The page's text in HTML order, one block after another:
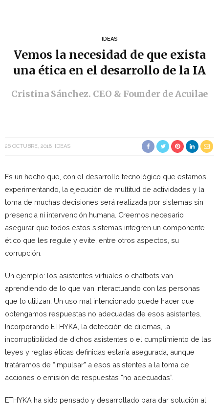
IDEAS
Vemos la necesidad de que exista
una ética en el desarrollo de la IA
Cristina Sánchez. CEO & Founder de Acuilae
26 OCTUBRE, 2018 IDEAS
Es un hecho que, con el desarrollo tecnológico que estamos
experimentando, la ejecución de multitud de actividades y la
toma de muchas decisiones será realizada por sistemas sin
presencia ni intervención humana. Creemos necesario
asegurar que todos estos sistemas integren un componente
ético que les regule y evite, entre otros aspectos, su
corrupción.
Un ejemplo: los asistentes virtuales o chatbots van
aprendiendo de lo que van interactuando con las personas
que lo utilizan. Un uso mal intencionado puede hacer que
obtengamos respuestas no adecuadas de esos asistentes.
Incorporando ETHYKA, la detección de dilemas, la
incorruptibilidad de dichos asistentes o el cumplimiento de las
leyes y reglas éticas definidas estaría asegurada, aunque
tratáramos de “impulsar” a esos asistentes a la toma de
acciones o emisión de respuestas “no adecuadas”.
ETHYKA ha sido pensado y desarrollado para dar solución al